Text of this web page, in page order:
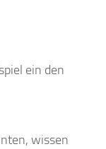
ein den
wissen